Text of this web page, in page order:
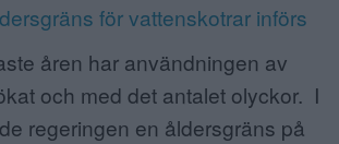
för vattenskotrar införs
åren har användningen av
och med det antalet olyckor. I
regeringen en åldersgräns på